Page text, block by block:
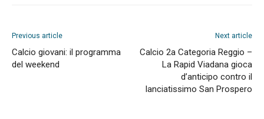
Previous article
Calcio giovani: il programma
del weekend
Next article
Calcio 2a Categoria Reggio –
La Rapid Viadana gioca
d’anticipo contro il
lanciatissimo San Prospero